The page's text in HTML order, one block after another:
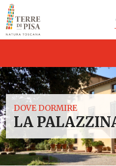
Vai al contenuto
DOVE DORMIRE
LA